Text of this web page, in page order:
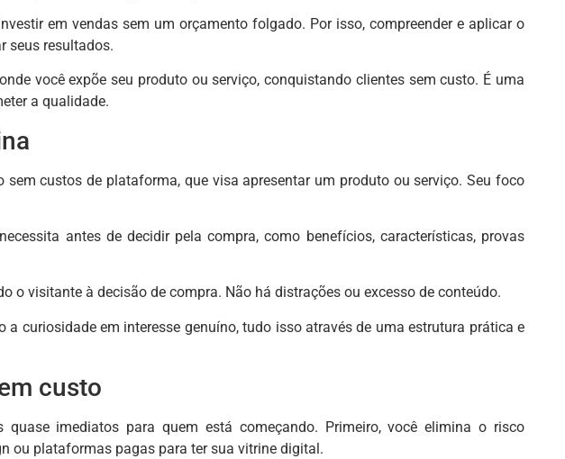
em vendas sem um orçamento folgado. Por isso, compreender e aplicar o
seus resultados.
você expõe seu produto ou serviço, conquistando clientes sem custo. É uma
a qualidade.
custos de plataforma, que visa apresentar um produto ou serviço. Seu foco
antes de decidir pela compra, como benefícios, características, provas
o visitante à decisão de compra. Não há distrações ou excesso de conteúdo.
curiosidade em interesse genuíno, tudo isso através de uma estrutura prática e
custo
imediatos para quem está começando. Primeiro, você elimina o risco
ou plataformas pagas para ter sua vitrine digital.